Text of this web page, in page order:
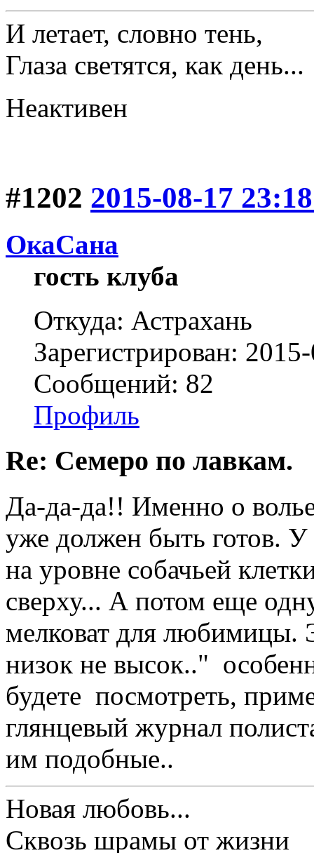
И летает, словно тень,
Глаза светятся, как день...
Неактивен
#1202 2015-08-17
ОкаСана
гость клуба
Откуда: Астрахань
Зарегистрирован:
Сообщений: 82
Профиль
Re: Семеро по лавкам.
Да-да-да!! Именно о
уже должен быть готов. У
на уровне собачьей
сверху... А потом еще
мелковат для любимицы.
низок не высок.."
будете посмотреть,
глянцевый журнал
им подобные..
Новая любовь...
Сквозь шрамы от жизни